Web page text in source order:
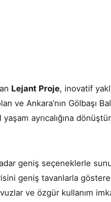
Lejant Proje, inovatif
Ankara’nın Gölbaşı
ayrıcalığına
geniş seçeneklerle
geniş tavanlarla
ve özgür kullanım